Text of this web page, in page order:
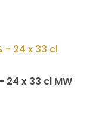
24 x 33 cl MW